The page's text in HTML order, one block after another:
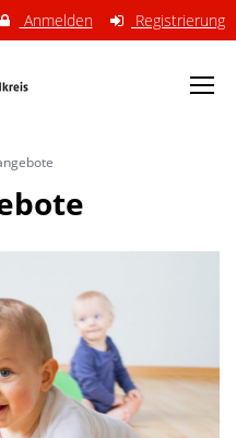
Anmelden Registrierung